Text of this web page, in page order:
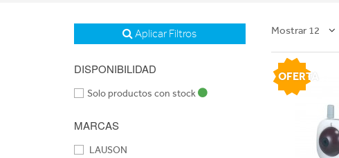
Aplicar Filtros
DISPONIBILIDAD
Solo productos con stock
MARCAS
LAUSON
Mostrar 12
OFERTA